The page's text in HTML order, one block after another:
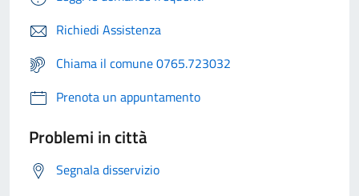
Richiedi Assistenza
Chiama il comune 0765.723032
Prenota un appuntamento
Problemi in città
Segnala disservizio